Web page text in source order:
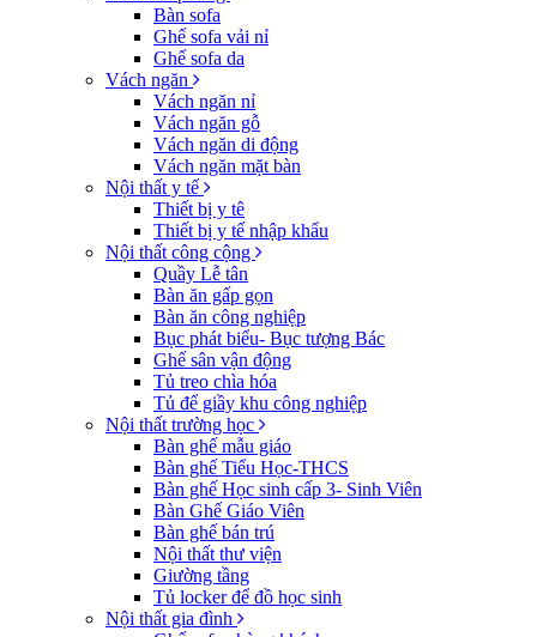
Bàn sofa
Ghế sofa vải nỉ
Ghế sofa da
Vách ngăn
Vách ngăn nỉ
Vách ngăn gỗ
Vách ngăn di động
Vách ngăn mặt bàn
Nội thất y tế
Thiết bị y tê
Thiết bị y tế nhập khẩu
Nội thất công cộng
Quầy Lễ tân
Bàn ăn gấp gọn
Bàn ăn công nghiệp
Bục phát biểu- Bục tượng Bác
Ghế sân vận động
Tủ treo chìa hóa
Tủ để giầy khu công nghiệp
Nội thất trường học
Bàn ghế mẫu giáo
Bàn ghế Tiểu Học-THCS
Bàn ghế Học sinh cấp 3- Sinh Viên
Bàn Ghế Giáo Viên
Bàn ghế bán trú
Nội thất thư viện
Giường tầng
Tủ locker để đồ học sinh
Nội thất gia đình